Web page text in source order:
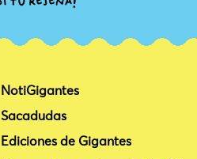
NotiGigantes
Sacadudas
Ediciones de Gigantes